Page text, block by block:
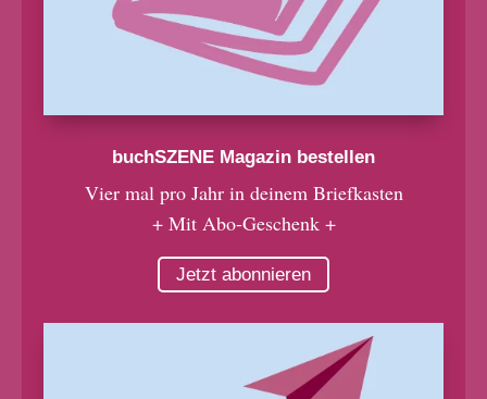
buchSZENE Magazin bestellen
Vier mal pro Jahr in deinem Briefkasten
+ Mit Abo-Geschenk +
Jetzt abonnieren